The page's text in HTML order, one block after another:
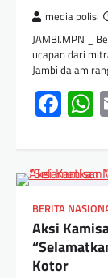
media polisi
JAMBI.MPN _
ucapan dari
Jambi dalam
BERITA
Aksi
Kotor